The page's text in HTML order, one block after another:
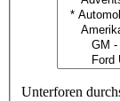
Unterforen